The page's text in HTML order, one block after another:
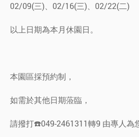
02/09(三)、02/16(三)、02/22(二)
以上日期為本月休園日。
本園區採預約制，
如需於其他日期蒞臨，
請撥打☎️049-2461311轉9 由專人為